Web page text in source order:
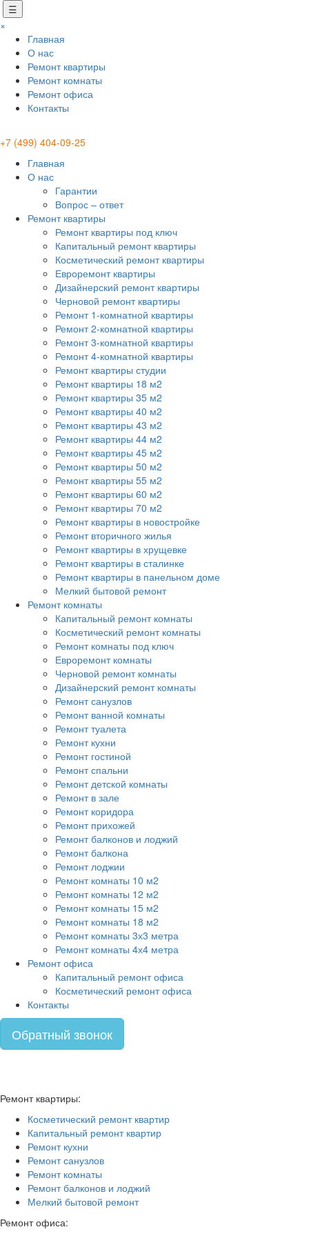
☰
×
Главная
О нас
Ремонт квартиры
Ремонт комнаты
Ремонт офиса
Контакты
+7 (499) 404-09-25
Главная
О нас
Гарантии
Вопрос – ответ
Ремонт квартиры
Ремонт квартиры под ключ
Капитальный ремонт квартиры
Косметический ремонт квартиры
Евроремонт квартиры
Дизайнерский ремонт квартиры
Черновой ремонт квартиры
Ремонт 1-комнатной квартиры
Ремонт 2-комнатной квартиры
Ремонт 3-комнатной квартиры
Ремонт 4-комнатной квартиры
Ремонт квартиры студии
Ремонт квартиры 18 м2
Ремонт квартиры 35 м2
Ремонт квартиры 40 м2
Ремонт квартиры 43 м2
Ремонт квартиры 44 м2
Ремонт квартиры 45 м2
Ремонт квартиры 50 м2
Ремонт квартиры 55 м2
Ремонт квартиры 60 м2
Ремонт квартиры 70 м2
Ремонт квартиры в новостройке
Ремонт вторичного жилья
Ремонт квартиры в хрущевке
Ремонт квартиры в сталинке
Ремонт квартиры в панельном доме
Мелкий бытовой ремонт
Ремонт комнаты
Капитальный ремонт комнаты
Косметический ремонт комнаты
Ремонт комнаты под ключ
Евроремонт комнаты
Черновой ремонт комнаты
Дизайнерский ремонт комнаты
Ремонт санузлов
Ремонт ванной комнаты
Ремонт туалета
Ремонт кухни
Ремонт гостиной
Ремонт спальни
Ремонт детской комнаты
Ремонт в зале
Ремонт коридора
Ремонт прихожей
Ремонт балконов и лоджий
Ремонт балкона
Ремонт лоджии
Ремонт комнаты 10 м2
Ремонт комнаты 12 м2
Ремонт комнаты 15 м2
Ремонт комнаты 18 м2
Ремонт комнаты 3х3 метра
Ремонт комнаты 4х4 метра
Ремонт офиса
Капитальный ремонт офиса
Косметический ремонт офиса
Контакты
Обратный звонок
Ремонт квартиры:
Косметический ремонт квартир
Капитальный ремонт квартир
Ремонт кухни
Ремонт санузлов
Ремонт комнаты
Ремонт балконов и лоджий
Мелкий бытовой ремонт
Ремонт офиса: